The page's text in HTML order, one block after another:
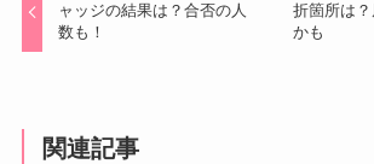
ャッジの結果は？合否の人
数も！
折箇所は
かも
関連記事